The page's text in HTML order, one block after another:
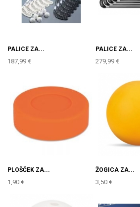
PALICE ZA...
187,99 €
PALICE ZA...
279,99 €
PLOŠČEK ZA...
1,90 €
ŽOGICA ZA...
3,50 €